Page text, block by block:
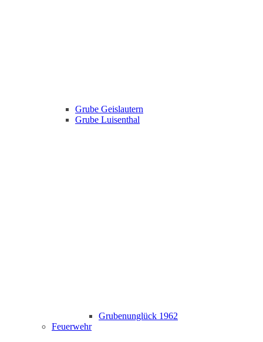
Grube Geislautern
Grube Luisenthal
Grubenunglück 1962
Feuerwehr